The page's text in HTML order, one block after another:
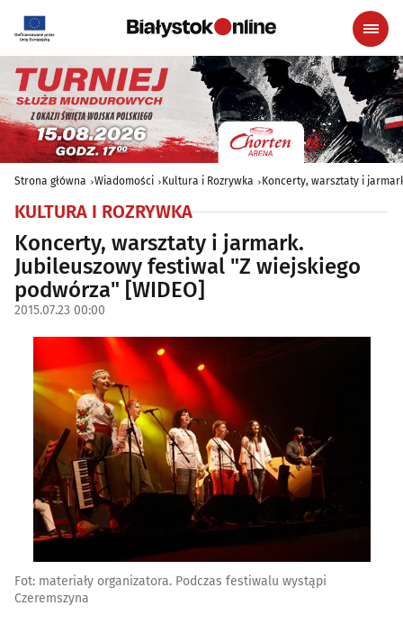
Strona główna Wiadomości Kultura i Rozrywka Koncerty, warsztaty i
KULTURA I ROZRYWKA
Koncerty, warsztaty i jarmark.
Jubileuszowy festiwal "Z wiejskiego
podwórza" [WIDEO]
2015.07.23 00:00
Fot: materiały organizatora. Podczas festiwalu wystąpi
Czeremszyna